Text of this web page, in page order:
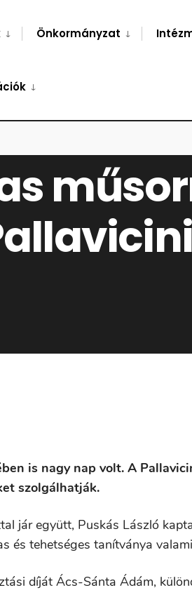
Önkormányzat
is nagy nap volt. A
szolgálhatják.
jár együtt, Puskás László
és tehetséges tanítványa
díját Ács-Sánta Ádám,